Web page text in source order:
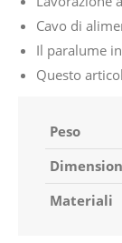
Cavo di
Il paralume
Questo
Peso
Materiali